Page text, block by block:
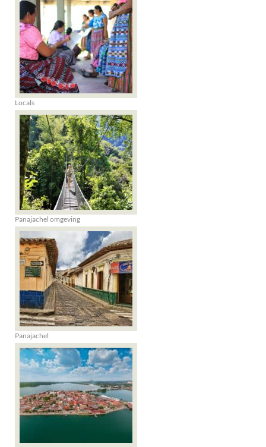
Locals
Panajachel omgeving
Panajachel